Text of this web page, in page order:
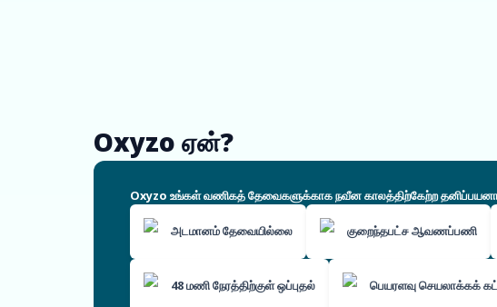
Oxyzo ஏன்?
Oxyzo உங்கள் வணிகத் தேவைகளுக்காக நவீன காலத்திற்கேற்ற
அடமானம் தேவையில்லை குறைந்தபட்ச ஆவணப்பணி
48 மணி நேரத்திற்குள் ஒப்புதல் பெயரளவு செயலாக்கக்